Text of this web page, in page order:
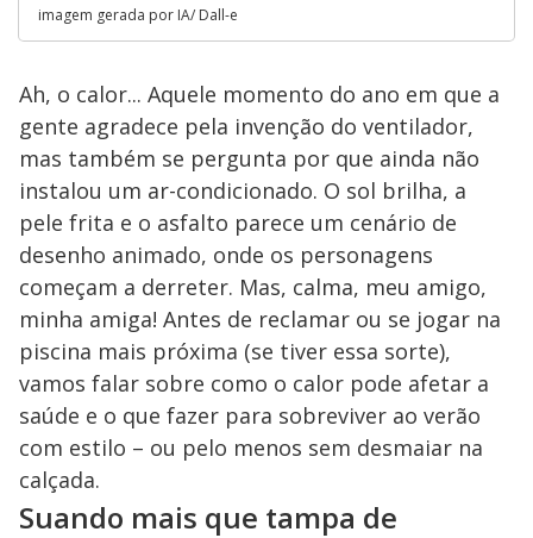
imagem gerada por IA/ Dall-e
Ah, o calor... Aquele momento do ano em que a
gente agradece pela invenção do ventilador,
mas também se pergunta por que ainda não
instalou um ar-condicionado. O sol brilha, a
pele frita e o asfalto parece um cenário de
desenho animado, onde os personagens
começam a derreter. Mas, calma, meu amigo,
minha amiga! Antes de reclamar ou se jogar na
piscina mais próxima (se tiver essa sorte),
vamos falar sobre como o calor pode afetar a
saúde e o que fazer para sobreviver ao verão
com estilo – ou pelo menos sem desmaiar na
calçada.
Suando mais que tampa de